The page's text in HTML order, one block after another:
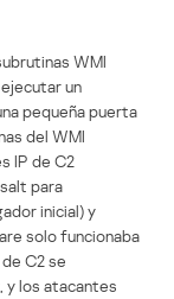
WMI
un
pequeña puerta
del WMI
IP de C2
para
inicial) y
solo funcionaba
C2 se
y los atacantes